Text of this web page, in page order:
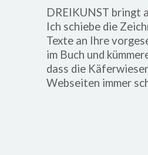
DREIKUNST bringt
Ich schiebe die
Texte an Ihre
im Buch und
dass die
Webseiten immer